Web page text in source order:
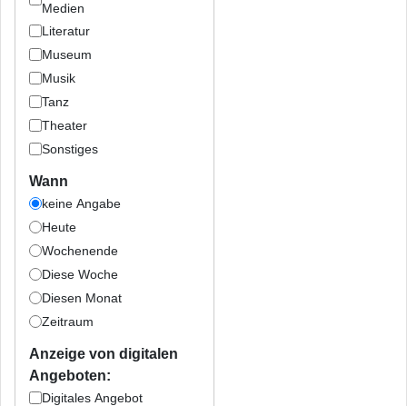
Medien
Literatur
Museum
Musik
Tanz
Theater
Sonstiges
Wann
keine Angabe
Heute
Wochenende
Diese Woche
Diesen Monat
Zeitraum
Anzeige von digitalen
Angeboten:
Digitales Angebot